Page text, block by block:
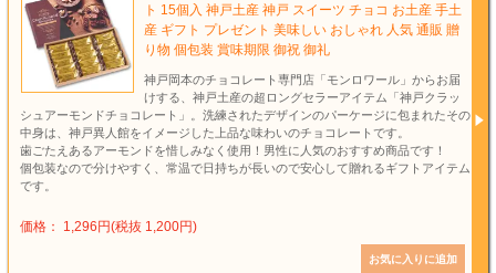
ト 15個入 神戸土産 神戸 スイーツ チョコ お土産 手土
産 ギフト プレゼント 美味しい おしゃれ 人気 通販 贈
り物 個包装 賞味期限 御祝 御礼
神戸岡本のチョコレート専門店「モンロワール」からお届
けする、神戸土産の超ロングセラーアイテム「神戸クラッ
シュアーモンドチョコレート」。洗練されたデザインのパーケージに包まれたその
中身は、神戸異人館をイメージした上品な味わいのチョコレートです。
歯ごたえあるアーモンドを惜しみなく使用！男性に人気のおすすめ商品です！
個包装なので分けやすく、常温で日持ちが長いので安心して贈れるギフトアイテム
です。
価格： 1,296円(税抜 1,200円)